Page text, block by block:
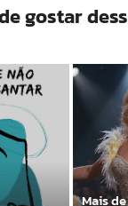
gostar
Mais